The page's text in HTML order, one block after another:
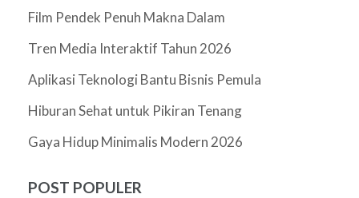
Film Pendek Penuh Makna Dalam
Tren Media Interaktif Tahun 2026
Aplikasi Teknologi Bantu Bisnis Pemula
Hiburan Sehat untuk Pikiran Tenang
Gaya Hidup Minimalis Modern 2026
POST POPULER